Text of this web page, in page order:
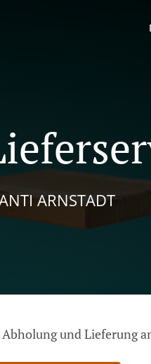
ARNSTADT
und Lieferung